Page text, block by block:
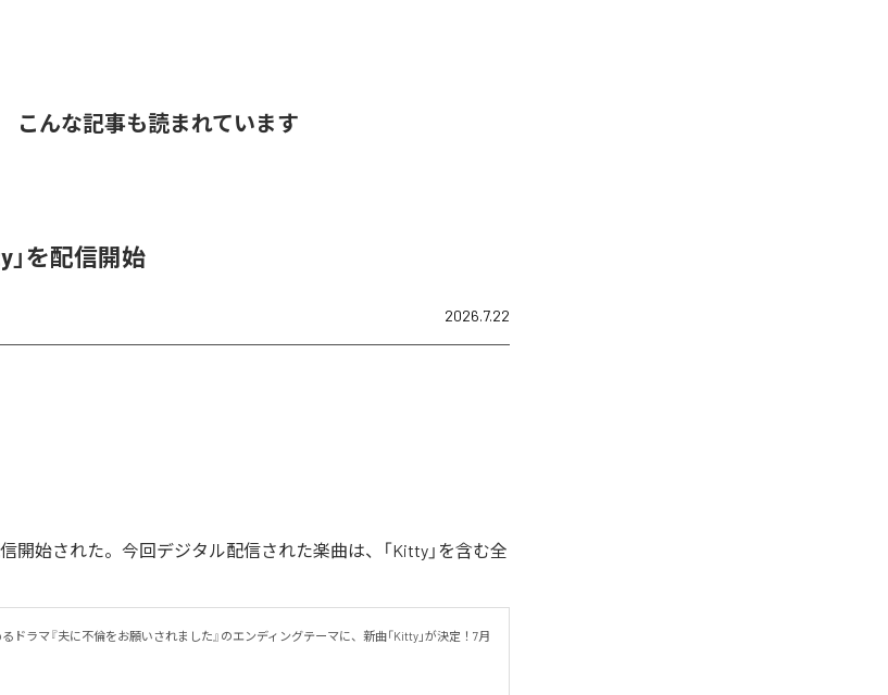
こんな記事も読まれています
」を配信開始
2026.7.22
開始された。今回デジタル配信された楽曲は、「Kitty」を含む全
ドラマ『夫に不倫をお願いされました』のエンディングテーマに、新曲「Kitty」が決定！7月